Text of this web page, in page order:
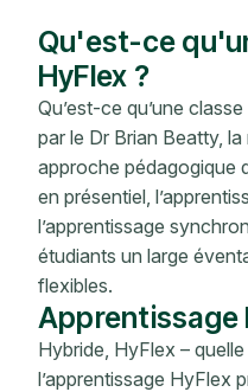
Qu'est-ce
HyFlex ?
Qu’est-ce qu’une
par le Dr Brian Beatty,
approche pédagogique
en présentiel,
l’apprentissage
étudiants un large
flexibles.
Apprentissage
Hybride, HyFlex –
l’apprentissage HyFlex